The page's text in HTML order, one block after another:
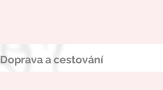
Doprava a cestování